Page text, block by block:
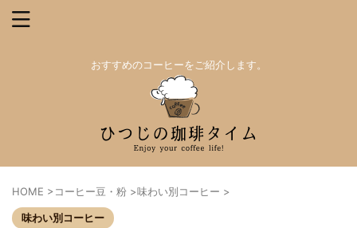
おすすめのコーヒーをご紹介します。
HOME >コーヒー豆・粉 >味わい別コーヒー >
味わい別コーヒー